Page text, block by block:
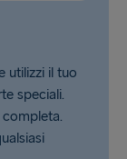
utilizzi il tuo
speciali.
completa.